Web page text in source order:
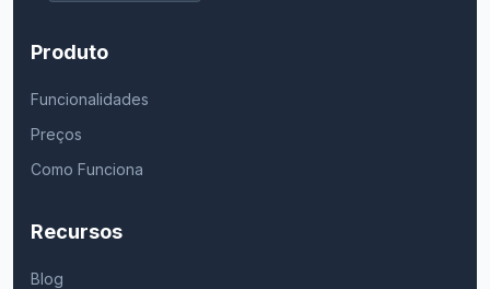
Produto
Funcionalidades
Preços
Como Funciona
Recursos
Blog